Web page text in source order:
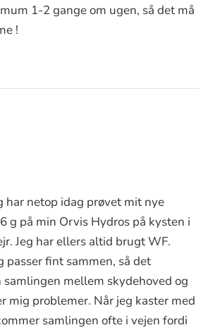
1-2 gange om ugen, så det må
!
har netop idag prøvet mit nye
g på min Orvis Hydros på kysten i
Jeg har ellers altid brugt WF.
fint sammen, så det
mellem skydehoved og
mig problemer. Når jeg kaster med
samlingen ofte i vejen fordi